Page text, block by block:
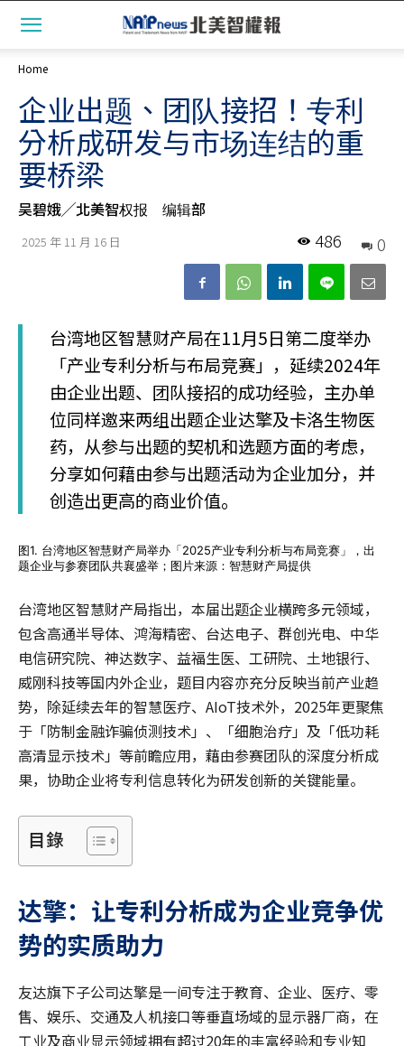
Home
企业出题、团队接招！专利
分析成研发与市场连结的重
要桥梁
吴碧娥╱北美智权报 编辑部
2025 年 11 月 16 日 0
486
台湾地区智慧财产局在11月5日第二度举办
「产业专利分析与布局竞赛」，延续2024年
由企业出题、团队接招的成功经验，主办单
位同样邀来两组出题企业达擎及卡洛生物医
药，从参与出题的契机和选题方面的考虑，
分享如何藉由参与出题活动为企业加分，并
创造出更高的商业价值。
图1. 台湾地区智慧财产局举办「2025产业专利分析与布局竞赛」，出
题企业与参赛团队共襄盛举；图片来源：智慧财产局提供
台湾地区智慧财产局指出，本届出题企业横跨多元领域，
包含高通半导体、鸿海精密、台达电子、群创光电、中华
电信研究院、神达数字、益福生医、工研院、土地银行、
威刚科技等国内外企业，题目内容亦充分反映当前产业趋
势，除延续去年的智慧医疗、AIoT技术外，2025年更聚焦
于「防制金融诈骗侦测技术」、「细胞治疗」及「低功耗
高清显示技术」等前瞻应用，藉由参赛团队的深度分析成
果，协助企业将专利信息转化为研发创新的关键能量。
目錄
达擎：让专利分析成为企业竞争优
势的实质助力
友达旗下子公司达擎是一间专注于教育、企业、医疗、零
售、娱乐、交通及人机接口等垂直场域的显示器厂商，在
工业及商业显示领域拥有超过20年的丰富经验和专业知